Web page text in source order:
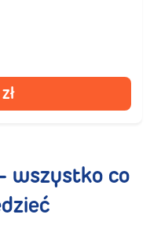
zł
wszystko co